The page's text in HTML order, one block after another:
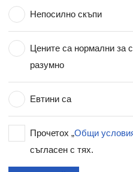
Непосилно скъпи
Цените са нормални за
разумно
Евтини са
Прочетох „Общи
съгласен с тях.